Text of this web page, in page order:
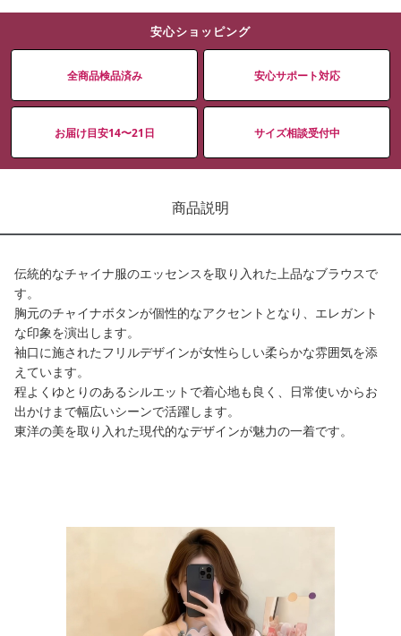
安心ショッピング
全商品検品済み 安心サポート対応
お届け目安14〜21日 サイズ相談受付中
商品説明
伝統的なチャイナ服のエッセンスを取り入れた上品なブラウスで
す。
胸元のチャイナボタンが個性的なアクセントとなり、エレガント
な印象を演出します。
袖口に施されたフリルデザインが女性らしい柔らかな雰囲気を添
えています。
程よくゆとりのあるシルエットで着心地も良く、日常使いからお
出かけまで幅広いシーンで活躍します。
東洋の美を取り入れた現代的なデザインが魅力の一着です。